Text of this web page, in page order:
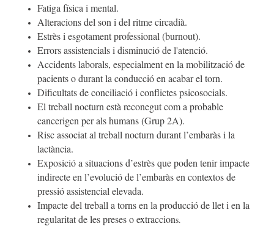
Fatiga física i mental.
Alteracions del son i del ritme circadià.
Estrès i esgotament professional (burnout).
Errors assistencials i disminució de l'atenció.
Accidents laborals, especialment en la mobilització de
pacients o durant la conducció en acabar el torn.
Dificultats de conciliació i conflictes psicosocials.
El treball nocturn està reconegut com a probable
cancerigen per als humans (Grup 2A).
Risc associat al treball nocturn durant l’embaràs i la
lactància.
Exposició a situacions d’estrès que poden tenir impacte
indirecte en l’evolució de l’embaràs en contextos de
pressió assistencial elevada.
Impacte del treball a torns en la producció de llet i en la
regularitat de les preses o extraccions.